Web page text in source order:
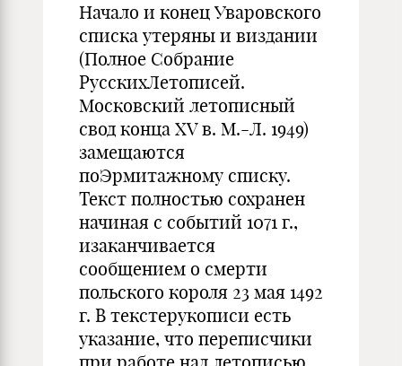
Начало и конец Уваровского
списка утеряны и виздании
(Полное Собрание
РусскихЛетописей.
Московский летописный
свод конца XV в. М.-Л. 1949)
замещаются
поЭрмитажному списку.
Текст полностью сохранен
начиная с событий 1071 г.,
изаканчивается
сообщением о смерти
польского короля 23 мая 1492
г. В текстерукописи есть
указание, что переписчики